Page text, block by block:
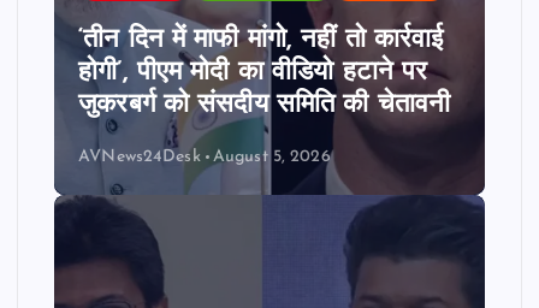
‘तीन दिन में माफी मांगो, नहीं तो कार्रवाई
होगी’, पीएम मोदी का वीडियो हटाने पर
जुकरबर्ग को संसदीय समिति की चेतावनी
AVNews24Desk August 5, 2026